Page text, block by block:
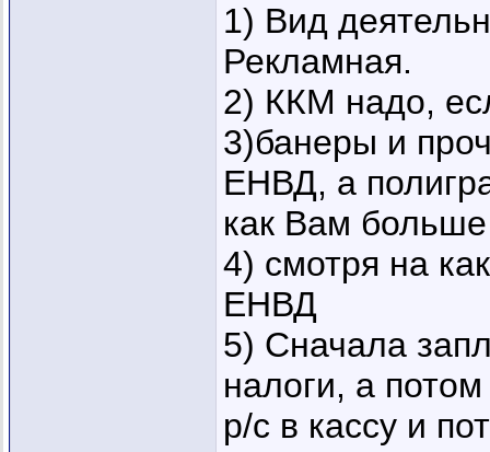
1) Вид
Рекламная.
2) ККМ надо,
3)банеры и
ЕНВД, а
как Вам
4) смотря на
ЕНВД
5) Сначала
налоги, а
р/с в кассу и